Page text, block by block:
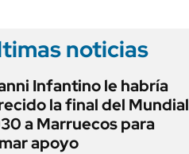
segundos
noticias
Infantino le habría
la final del Mundial
a Marruecos para
apoyo